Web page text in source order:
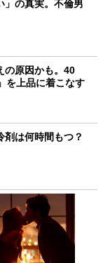
」の真実。不倫男
の原因かも。40
を上品に着こなす
剤は何時間もつ？